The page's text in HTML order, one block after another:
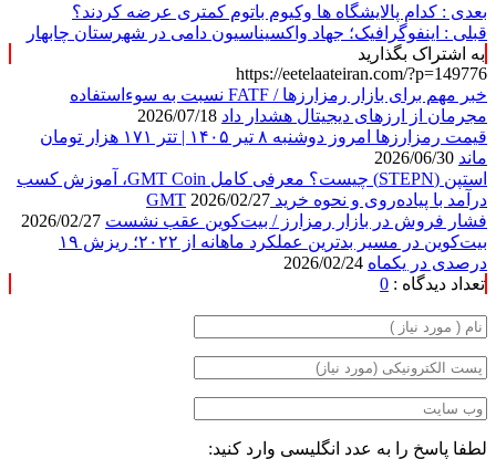
بعدی : کدام پالایشگاه ها وکیوم باتوم کمتری عرضه کردند؟
قبلی : اینفوگرافیک؛ جهاد واکسیناسیون دامی در شهرستان چابهار
به اشتراک بگذارید
https://eetelaateiran.com/?p=149776
خبر مهم برای بازار رمزارزها / FATF نسبت به سوءاستفاده
مجرمان از ارزهای دیجیتال هشدار داد
قیمت رمزارزها امروز دوشنبه ۸ تیر ۱۴۰۵ | تتر ۱۷۱ هزار تومان
ماند
استپن (STEPN) چیست؟ معرفی کامل GMT Coin، آموزش کسب
درآمد با پیاده‌روی و نحوه خرید GMT 2026/02/27
فشار فروش در بازار رمزارز / بیت‌کوین عقب نشست
بیت‌کوین در مسیر بدترین عملکرد ماهانه از ۲۰۲۲؛ ریزش ۱۹
درصدی در یکماه
تعداد دیدگاه : 0
لطفا پاسخ را به عدد انگلیسی وارد کنید: